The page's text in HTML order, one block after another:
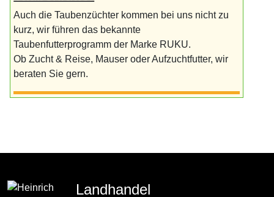
Auch die Taubenzüchter kommen bei uns nicht zu
kurz, wir führen das bekannte
Taubenfutterprogramm der Marke RUKU.
Ob Zucht & Reise, Mauser oder Aufzuchtfutter, wir
beraten Sie gern.
Landhandel